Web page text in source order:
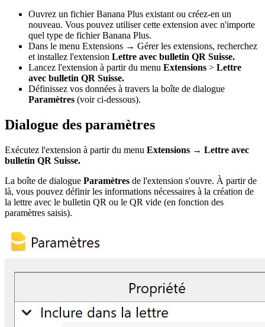
Ouvrez un fichier Banana Plus existant ou créez-en un
nouveau. Vous pouvez utiliser cette extension avec n'importe
quel type de fichier Banana Plus.
Dans le menu Extensions → Gérer les extensions, recherchez
et installez l'extension Lettre avec bulletin QR Suisse.
Lancez l'extension à partir du menu Extensions > Lettre
avec bulletin QR Suisse.
Définissez vos données à travers la boîte de dialogue
Paramètres (voir ci-dessous).
Dialogue des paramètres
Exécutez l'extension à partir du menu Extensions → Lettre avec
bulletin QR Suisse.
La boîte de dialogue Paramètres de l'extension s'ouvre. À partir de
là, vous pouvez définir les informations nécessaires à la création de
la lettre avec le bulletin QR ou le QR vide (en fonction des
paramètres saisis).